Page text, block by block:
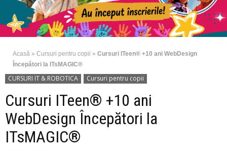
Acasă » Cursuri pentru copii » Cursuri ITeen® +10 ani WebDesign
Începători la ITsMAGIC®
CURSURI IT & ROBOTICA Cursuri pentru copii
Cursuri ITeen® +10 ani
WebDesign Începători la
ITsMAGIC®